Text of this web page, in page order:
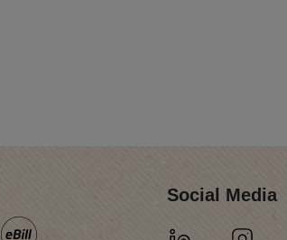
Social Media